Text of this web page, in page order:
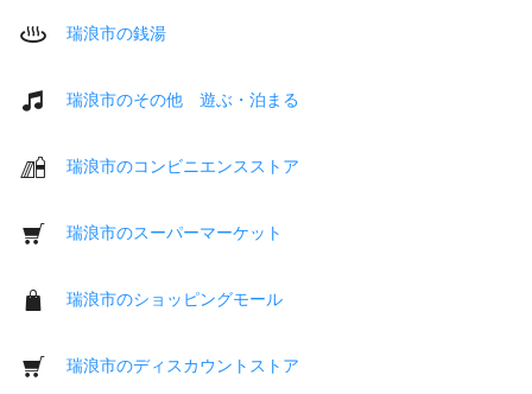
瑞浪市の銭湯
瑞浪市のその他 遊ぶ・泊まる
瑞浪市のコンビニエンスストア
瑞浪市のスーパーマーケット
瑞浪市のショッピングモール
瑞浪市のディスカウントストア